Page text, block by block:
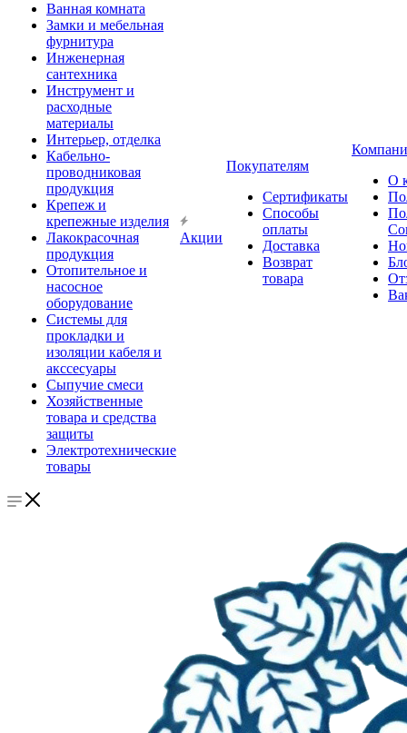
Ванная комната
Замки и мебельная
фурнитура
Инженерная
сантехника
Инструмент и
расходные
материалы
Интерьер, отделка
Кабельно-
проводниковая
продукция
Крепеж и
крепежные изделия
Лакокрасочная
продукция
Отопительное и
насосное
оборудование
Системы для
прокладки и
изоляции кабеля и
акссесуары
Сыпучие смеси
Хозяйственные
товара и средства
защиты
Электротехнические
товары
Акции
Покупателям
Сертификаты
Способы
оплаты
Доставка
Возврат
товара
О